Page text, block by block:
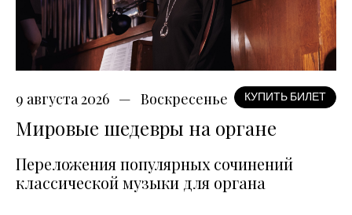
9 августа 2026 Воскресенье КУПИТЬ БИЛЕТ
Мировые шедевры на органе
Переложения популярных сочинений
классической музыки для органа